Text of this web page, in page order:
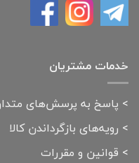
خدمات مشتریان
> پاسخ به پرسش‌های
> رویه‌های بازگرداندن کالا
> قوانین و مقررات